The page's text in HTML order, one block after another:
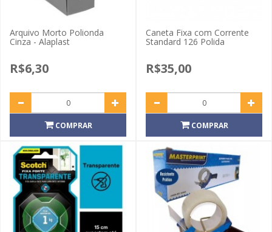
Arquivo Morto Polionda
Cinza - Alaplast
R$6,30
COMPRAR
Caneta Fixa com Corrente
Standard 126 Polida
R$35,00
COMPRAR